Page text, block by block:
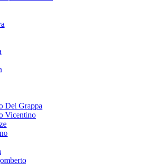
Del Grappa
Vicentino